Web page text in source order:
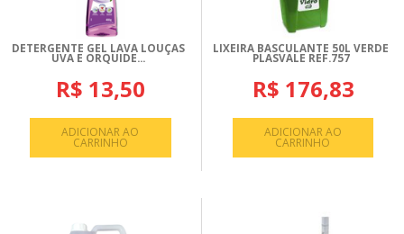
DETERGENTE GEL LAVA LOUÇAS
UVA E ORQUIDE...
R$ 13,50
ADICIONAR AO
CARRINHO
LIXEIRA BASCULANTE 50L VERDE
PLASVALE REF.757
R$ 176,83
ADICIONAR AO
CARRINHO